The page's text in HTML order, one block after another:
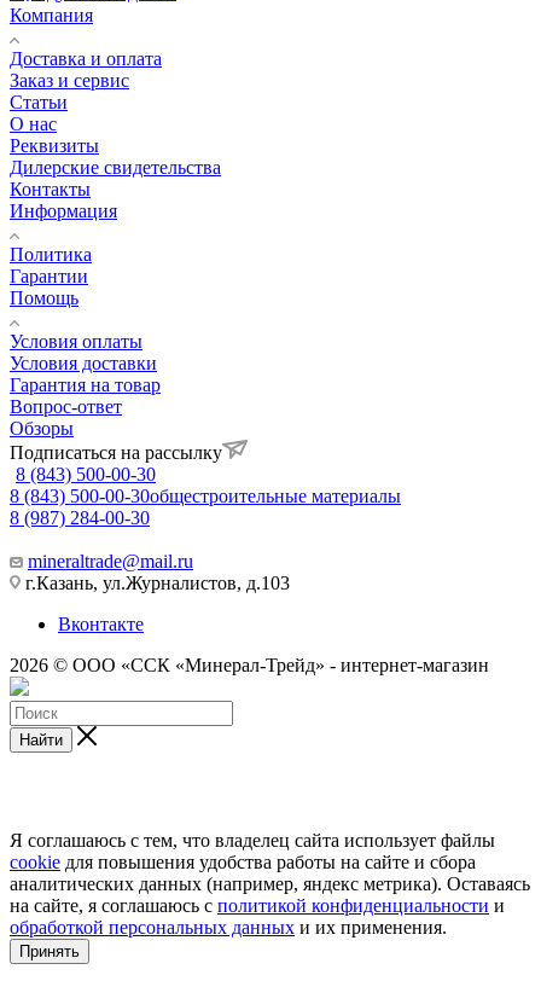
Компания
Доставка и оплата
Заказ и сервис
Статьи
О нас
Реквизиты
Дилерские свидетельства
Контакты
Информация
Политика
Гарантии
Помощь
Условия оплаты
Условия доставки
Гарантия на товар
Вопрос-ответ
Обзоры
Подписаться на рассылку
8 (843) 500-00-30
8 (843) 500-00-30общестроительные материалы
8 (987) 284-00-30
mineraltrade@mail.ru
г.Казань, ул.Журналистов, д.103
Вконтакте
2026 © ООО «ССК «Минерал-Трейд» - интернет-магазин
Найти
Я соглашаюсь с тем, что владелец сайта использует файлы
cookie для повышения удобства работы на сайте и сбора
аналитических данных (например, яндекс метрика). Оставаясь
на сайте, я соглашаюсь с политикой конфиденциальности и
обработкой персональных данных и их применения.
Принять